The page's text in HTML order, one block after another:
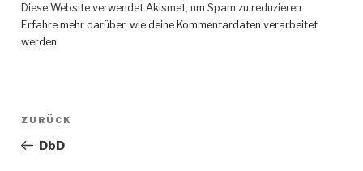
Diese Website verwendet Akismet, um Spam zu reduzieren.
Erfahre mehr darüber, wie deine Kommentardaten verarbeitet
werden.
Beitragsnavigation
Vorheriger
ZURÜCK
DbD